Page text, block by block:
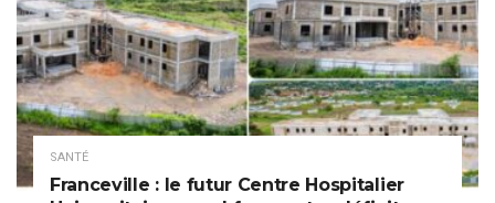
SANTÉ
Franceville : le futur Centre Hospitalier